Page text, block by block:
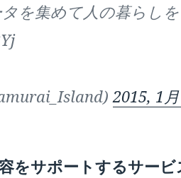
を集めて人の暮らし
2015, 1
をサポートするサービ